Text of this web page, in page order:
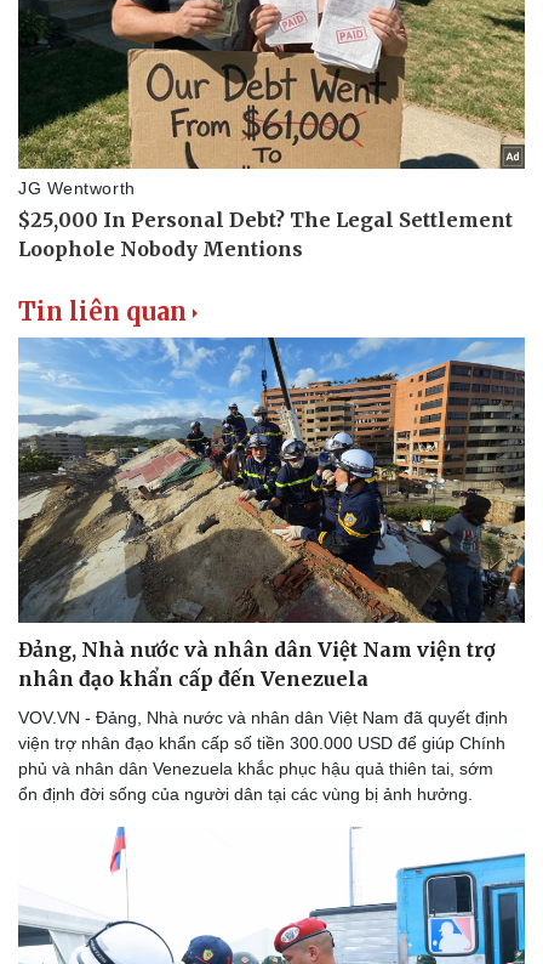
Tin liên quan
Đảng, Nhà nước và nhân dân Việt Nam viện trợ
nhân đạo khẩn cấp đến Venezuela
VOV.VN - Đảng, Nhà nước và nhân dân Việt Nam đã quyết định
viện trợ nhân đạo khẩn cấp số tiền 300.000 USD để giúp Chính
phủ và nhân dân Venezuela khắc phục hậu quả thiên tai, sớm
ổn định đời sống của người dân tại các vùng bị ảnh hưởng.